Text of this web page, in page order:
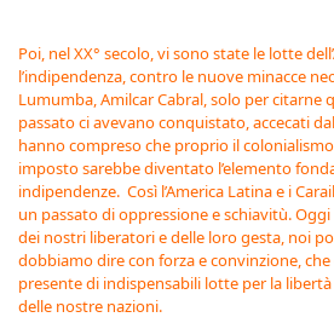
Poi, nel XX° secolo, vi sono state le lotte
l’indipendenza, contro le nuove minacce
Lumumba, Amilcar Cabral, solo per citarne
passato ci avevano conquistato, accecati
hanno compreso che proprio il
imposto sarebbe diventato l’elemento
indipendenze. Così l’America Latina e i
un passato di oppressione e schiavitù.
dei nostri liberatori e delle loro gesta, noi
dobbiamo dire con forza e convinzione, che
presente di indispensabili lotte per la
delle nostre nazioni.